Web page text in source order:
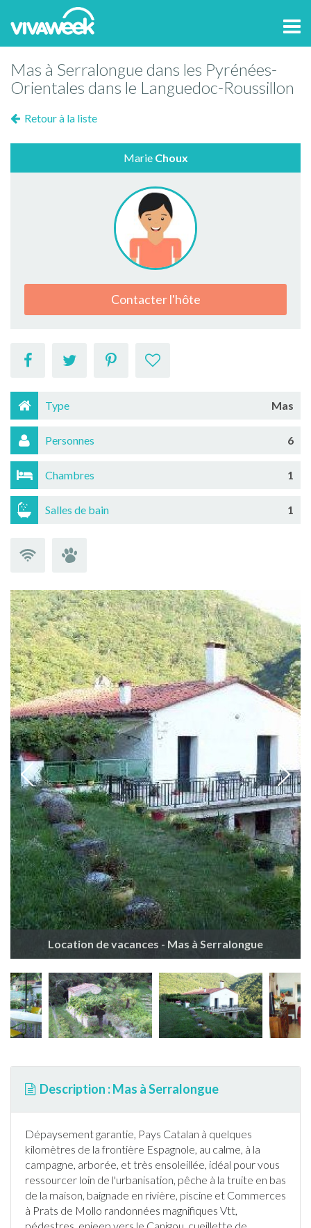
Mas à Serralongue dans les Pyrénées-
Orientales dans le Languedoc-Roussillon
Retour à la liste
Marie Choux
Contacter l'hôte
Type Mas
Personnes 6
Chambres 1
Salles de bain 1
Location de vacances - Mas à Serralongue
Description : Mas à Serralongue
Dépaysement garantie, Pays Catalan à quelques
kilomètres de la frontière Espagnole, au calme, à la
campagne, arborée, et très ensoleillée, idéal pour vous
ressourcer loin de l'urbanisation, pêche à la truite en bas
de la maison, baignade en rivière, piscine et Commerces
à Prats de Mollo randonnées magnifiques Vtt,